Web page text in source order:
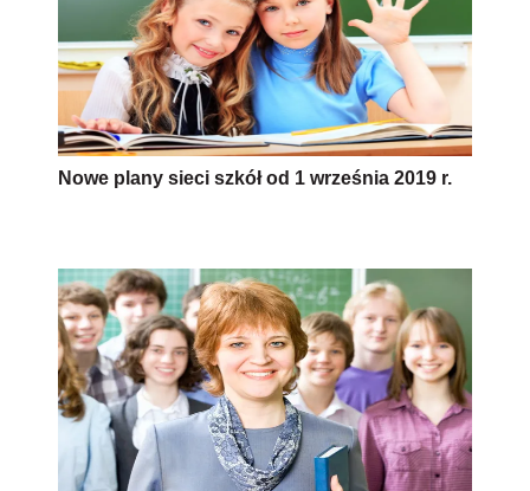
Nowe plany sieci szkół od 1 września 2019 r.